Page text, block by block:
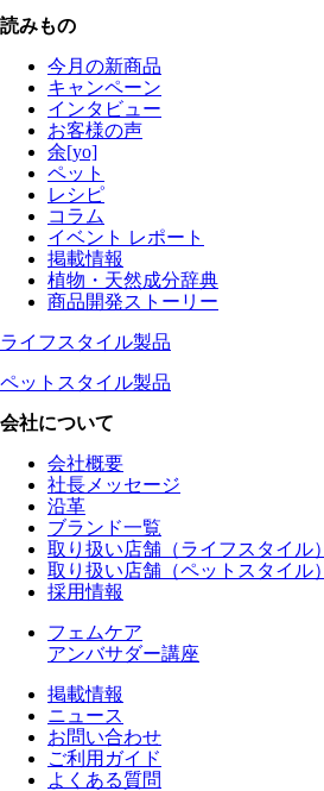
読みもの
今月の新商品
キャンペーン
インタビュー
お客様の声
余[yo]
ペット
レシピ
コラム
イベント レポート
掲載情報
植物・天然成分辞典
商品開発ストーリー
ライフスタイル製品
ペットスタイル製品
会社について
会社概要
社長メッセージ
沿革
ブランド一覧
取り扱い店舗（ライフスタイル）
取り扱い店舗（ペットスタイル）
採用情報
フェムケア
アンバサダー講座
掲載情報
ニュース
お問い合わせ
ご利用ガイド
よくある質問